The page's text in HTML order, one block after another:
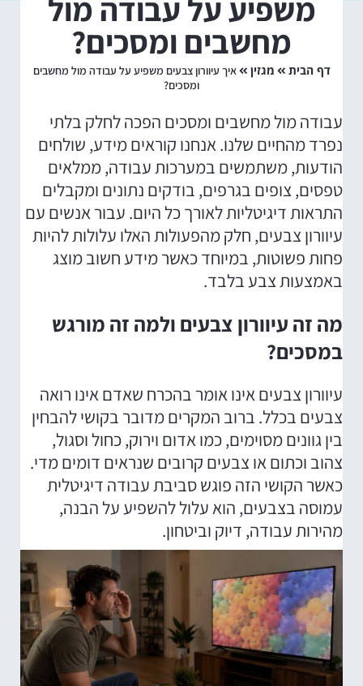
משפיע על עבודה מול
מחשבים ומסכים?
דף הבית מגזין
איך עיוורון צבעים משפיע על עבודה מול מחשבים
ומסכים?
עבודה מול מחשבים ומסכים הפכה לחלק בלתי
נפרד מהחיים שלנו. אנחנו קוראים מידע, שולחים
הודעות, משתמשים במערכות עבודה, ממלאים
טפסים, צופים בגרפים, בודקים נתונים ומקבלים
התראות דיגיטליות לאורך כל היום. עבור אנשים עם
עיוורון צבעים, חלק מהפעולות האלו עלולות להיות
פחות פשוטות, במיוחד כאשר מידע חשוב מוצג
באמצעות צבע בלבד.
מה זה עיוורון צבעים ולמה זה מורגש
במסכים?
עיוורון צבעים אינו אומר בהכרח שאדם אינו רואה
צבעים בכלל. ברוב המקרים מדובר בקושי להבחין
בין גוונים מסוימים, כמו אדום וירוק, כחול וסגול,
צהוב וכתום או צבעים קרובים שנראים דומים מדי.
כאשר הקושי הזה פוגש סביבת עבודה דיגיטלית
עמוסה בצבעים, הוא עלול להשפיע על הבנה,
מהירות עבודה, דיוק וביטחון.